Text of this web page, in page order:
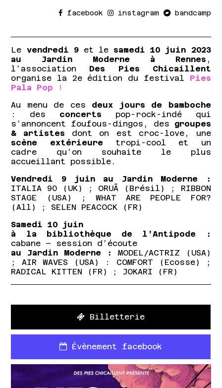
facebook instagram bandcamp
Le vendredi 9et le samedi 10 juin 2023
au Jardin Moderne à Rennes ,
l’association Des Pies Chicaillent
organise la 2e édition du festival Pies
Pala Pop
!
Au menu de ces deux jours de bamboche
: des concerts pop-rock-indé qui
s’annoncent foufous-dingos, des groupes
& artistes dont on est croc-love, une
scène extérieure tropi-cool et un
cadre qu’on souhaite le plus
accueillant possible.
Vendredi 9 juin au Jardin Moderne :
ITALIA 90 (UK) ; ORUÃ (Brésil) ; RIBBON
STAGE (USA) ; WHAT ARE PEOPLE FOR?
(All) ; SELEN PEACOCK (FR)
Samedi 10 juin
à la bibliothèque de l’Antipode :
cabane – session d’écoute
au Jardin Moderne :
MODEL/ACTRIZ (USA)
; AIR WAVES (USA) : COMFORT (Ecosse) ;
RADICAL KITTEN (FR) ; JOKARI (FR)
Billetterie
Évènement facebook